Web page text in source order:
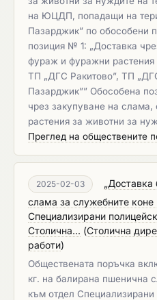
на ЮЦДП, попадащи на
Пазарджик” по обособени
позиция № 1: „Доставка
фураж и фуражни растения
ТП „ДГС Ракитово”, ТП
Пазарджик”” Обособена
чрез закупуване на
растения за животни за
Преглед на обществените
2025-02-03
слама за служебните
Специализирани
Столична... (Столична
работи)
Обществената поръчка
кг. на балирана пшенична
към отдел